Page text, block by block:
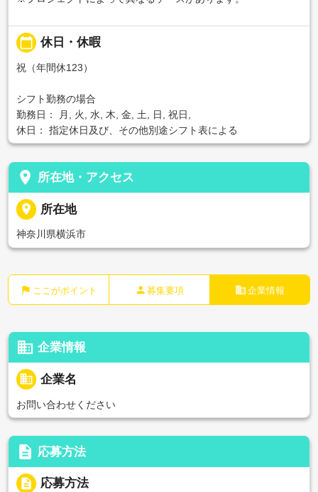
calendar_today 休日・休暇
祝（年間休123）
シフト勤務の場合
勤務日： 月, 火, 水, 木, 金, 土, 日, 祝日,
休日： 指定休日及び、その他別途シフト表による
place 所在地・アクセス
place 所在地
神奈川県横浜市
flag ここがポイント person 募集要項 business 企業情報
business 企業情報
business 企業名
お問い合わせください
description 応募方法
description 応募方法